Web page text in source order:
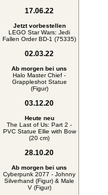
17.06.22
Jetzt vorbestellen
LEGO Star Wars: Jedi
Fallen Order BD-1 (75335)
02.03.22
Ab morgen bei uns
Halo Master Chief -
Grappleshot Statue
(Figur)
03.12.20
Heute neu
The Last of Us: Part 2 -
PVC Statue Ellie with Bow
(20 cm)
28.10.20
Ab morgen bei uns
Cyberpunk 2077 - Johnny
Silverhand (Figur) & Male
V (Figur)